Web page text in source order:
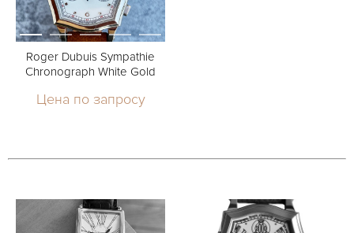
Roger Dubuis Sympathie
Chronograph White Gold
Цена по запросу